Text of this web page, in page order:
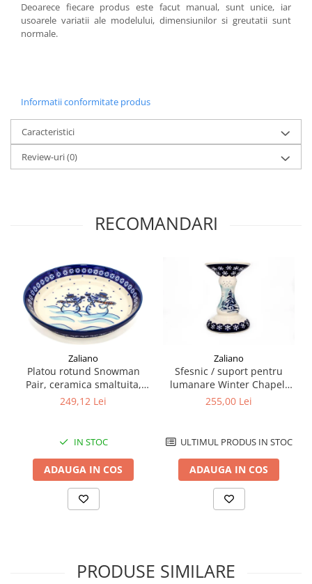
Deoarece fiecare produs este facut manual, sunt unice, iar
usoarele variatii ale modelului, dimensiunilor si greutatii sunt
normale.
Informatii conformitate produs
Caracteristici
Review-uri(0)
RECOMANDARI
Zaliano
Platou rotund Snowman
Pair, ceramica smaltuita,
pictat manual, 24,5 cm,
249,12 Lei
IN STOC
ADAUGA IN COS
Zaliano
Sfesnic / suport pentru
lumanare Winter Chapel,
ceramica smaltuita, pictat
255,00 Lei
ULTIMUL PRODUS IN STOC
ADAUGA IN COS
PRODUSE SIMILARE